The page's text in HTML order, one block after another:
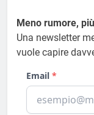
Meno rumore,
Una newsletter
vuole capire